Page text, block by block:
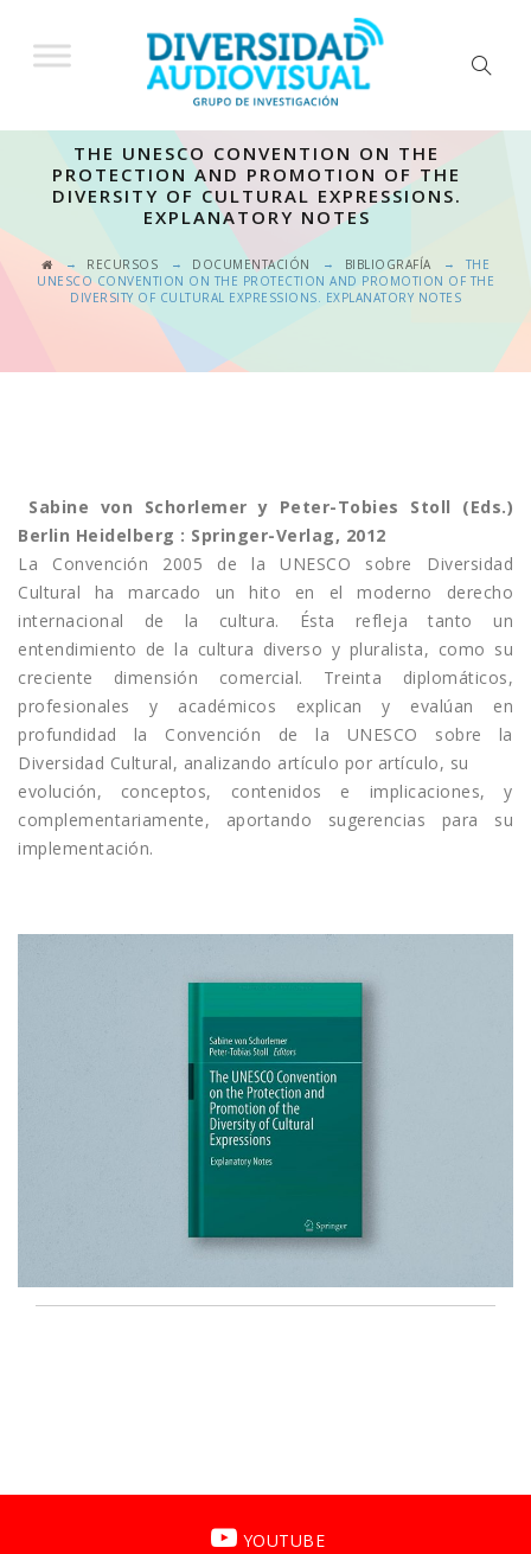
THE UNESCO CONVENTION ON THE
PROTECTION AND PROMOTION OF THE
DIVERSITY OF CULTURAL EXPRESSIONS.
EXPLANATORY NOTES
→ RECURSOS → DOCUMENTACIÓN → BIBLIOGRAFÍA → THE
UNESCO CONVENTION ON THE PROTECTION AND PROMOTION OF THE
DIVERSITY OF CULTURAL EXPRESSIONS. EXPLANATORY NOTES
Sabine von Schorlemer y Peter-Tobies Stoll (Eds.)
Berlin Heidelberg : Springer-Verlag, 2012
La Convención 2005 de la UNESCO sobre Diversidad
Cultural ha marcado un hito en el moderno derecho
internacional de la cultura. Ésta refleja tanto un
entendimiento de la cultura diverso y pluralista, como su
creciente dimensión comercial. Treinta diplomáticos,
profesionales y académicos explican y evalúan en
profundidad la Convención de la UNESCO sobre la
Diversidad Cultural, analizando artículo por artículo, su
evolución, conceptos, contenidos e implicaciones, y
complementariamente, aportando sugerencias para su
implementación.
YOUTUBE